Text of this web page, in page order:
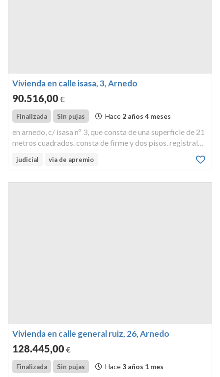
Vivienda en calle isasa, 3, Arnedo
90.516,00€
Finalizada Sin pujas Hace 2 años 4 meses
en arnedo, c/ isasa nº 3, que consta de una superficie de 21
metros cuadrados. consta de firme y dos pisos. registral
arnedoreferencia catastral: 4257110wm7745n0001ge.
judicial via de apremio
Vivienda en calle general ruiz, 26, Arnedo
128.445,00€
Finalizada Sin pujas Hace3 años 1 mes